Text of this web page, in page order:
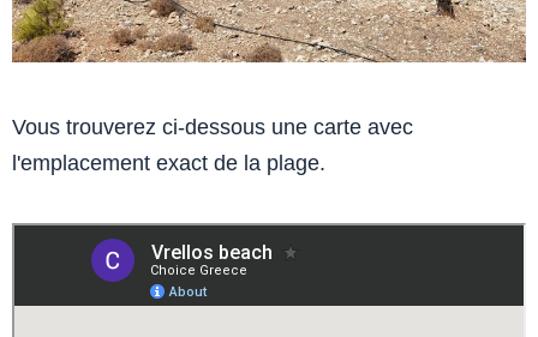
Vous trouverez ci-dessous une carte avec
l'emplacement exact de la plage.